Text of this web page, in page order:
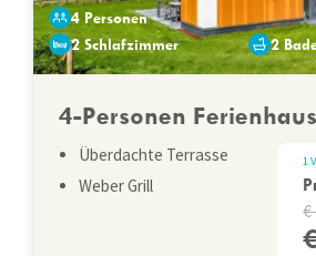
4 Personen
2 Schlafzimmer
2
4-Personen
Überdachte Terrasse
Weber Grill
1